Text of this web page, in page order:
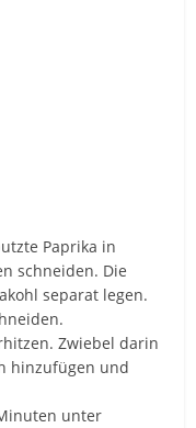
Paprika in
schneiden. Die
separat legen.
Zwiebel darin
hinzufügen und
unter